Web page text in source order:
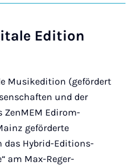
Edition
Musikedition (gefördert
und der
Edirom-
geförderte
das Hybrid-Editions-
am Max-Reger-